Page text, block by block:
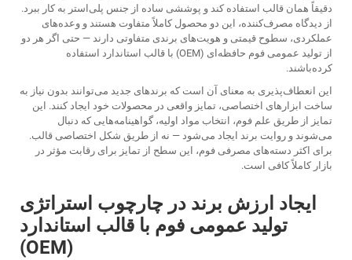
دقیقاً همان قالب استفاده کند و پوششی ساده از جنس پلی‌استر به کار ببرد.
از دیدگاه مصرف‌کننده، این دو محصول کاملاً متفاوت هستند و وعده‌های
عملکردی، سطوح قیمتی و هویت‌های برندی متفاوتی دارند — حتی اگر هر دو
از تولید عمومی فوم حافظه‌ای (OEM) با قالب استاندارد استفاده
کرده‌باشند.
این انعطاف‌پذیری به معنای آن است که برندهای جدید می‌توانند بدون نیاز به
ساخت ابزارهای اختصاصی، تمایز واقعی در محصولات خود ایجاد کنند. این
تمایز از طریق علم فوم، انتخاب مواد اولیه، گواهینامه‌هایی که دنبال
می‌شوند و روایت برند ایجاد می‌شود — نه از طریق شکل اختصاصی قالب.
برای اکثر دسته‌های مصرفی فوم، این سطح از تمایز برای رقابت مؤثر در
بازار کاملاً کافی است.
ایجاد ارزش برند در چارچوب استراتژی
تولید عمومی فوم با قالب استاندارد
(OEM)